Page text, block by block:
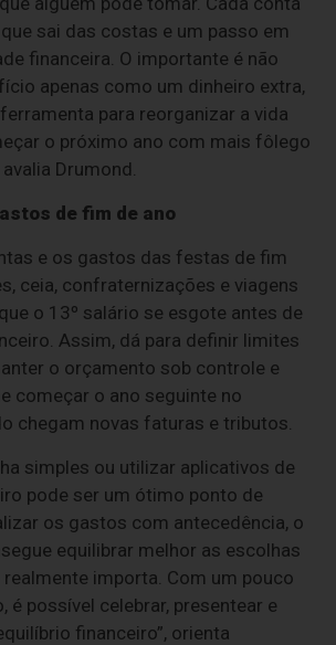
sai das costas e um passo em
financeira. O importante é não
apenas como um dinheiro extra,
para reorganizar a vida
o próximo ano com mais fôlego
Drumond.
de fim de ano
e os gastos das festas de fim
ceia, confraternizações e viagens
o 13º salário se esgote antes de
Assim, dá para definir limites
o orçamento sob controle e
começar o ano seguinte no
chegam novas faturas e tributos.
simples ou utilizar aplicativos de
pode ser um ótimo ponto de
os gastos com antecedência, o
equilibrar melhor as escolhas
importa. Com um pouco
é possível celebrar, presentear e
financeiro”, orienta